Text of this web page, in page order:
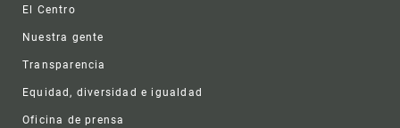
El Centro
Nuestra gente
Transparencia
Equidad, diversidad e igualdad
Oficina de prensa